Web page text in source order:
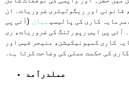
قانونی اور ریگولیٹری ضروریات۔ ان
کاری کی پالیسی بیان (آئی پی
آئی پی ایس رپورٹنگ کی ضروریات، ری
کاری کمیونیکیشن، منیجر فیس اور
کی حکمت عملی کی وضاحت کرتا ہے۔
عملدرآمد